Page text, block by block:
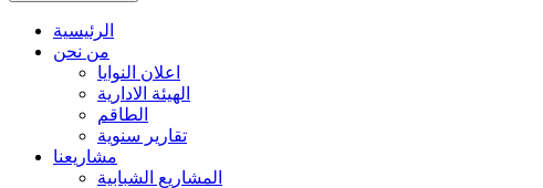
الرئيسية
من نحن
اعلان النوايا
الهيئة الادارية
الطاقم
تقارير سنوية
مشاريعنا
المشاريع الشبابية